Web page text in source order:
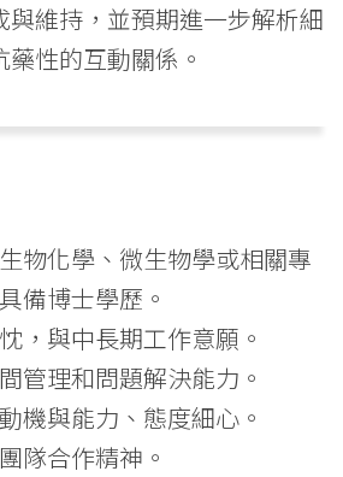
與維持，並預期進一步解析細
性的互動關係。
物化學、微生物學或相關專
備博士學歷。
，與中長期工作意願。
管理和問題解決能力。
機與能力、態度細心。
隊合作精神。